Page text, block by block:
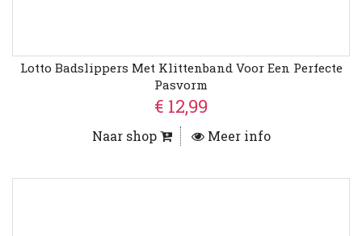
Lotto Badslippers Met Klittenband Voor Een Perfecte
Pasvorm
€ 12,99
Naar shop Meer info